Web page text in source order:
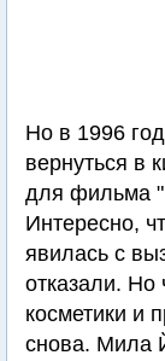
Но в 1996
вернуться в
для фильма
Интересно,
явилась с
отказали. Но
косметики и
снова. Мила